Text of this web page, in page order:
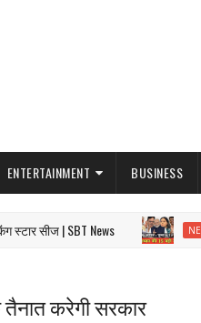
ENTERTAINMENT BUSINESS
सीज | SBT News NEWS
तैनात करेगी सरकार